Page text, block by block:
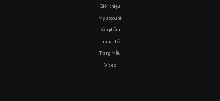
Giới thiệu
My account
Sản phẩm
Trang chủ
Trang Mẫu
Video